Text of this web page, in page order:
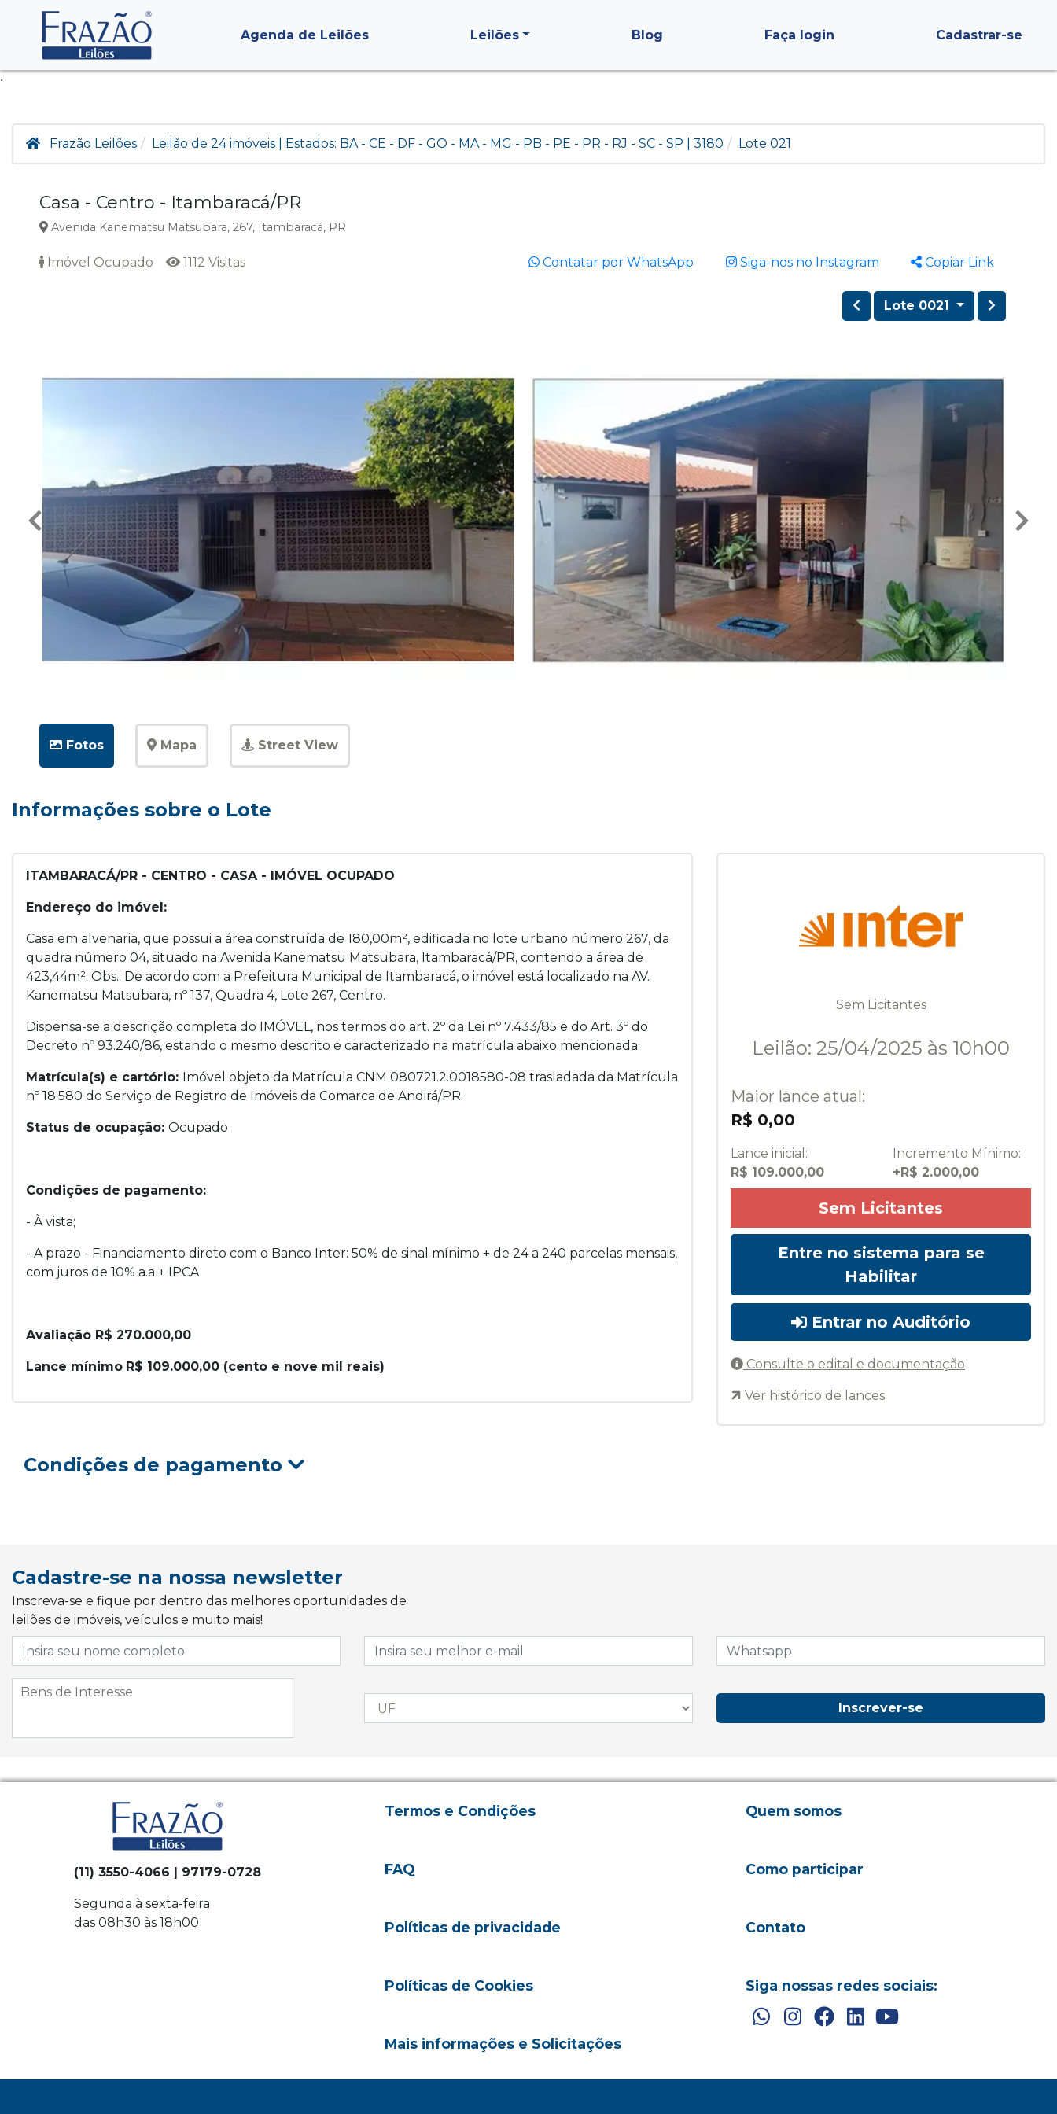
.
Agenda de Leilões Leilões Blog Faça login Cadastrar-se
Frazão Leilões Leilão de 24 imóveis | Estados: BA - CE - DF - GO - MA - MG - PB - PE - PR - RJ - SC - SP | 3180 Lote 021
Casa - Centro - Itambaracá/PR
Avenida Kanematsu Matsubara, 267, Itambaracá, PR
Imóvel Ocupado 1112 Visitas Contatar por WhatsApp Siga-nos no Instagram Copiar Link
Lote 0021
Fotos Mapa Street View
Informações sobre o Lote
ITAMBARACÁ/PR - CENTRO - CASA - IMÓVEL OCUPADO
Endereço do imóvel:
Casa em alvenaria, que possui a área construída de 180,00m², edificada no lote urbano número 267, da
quadra número 04, situado na Avenida Kanematsu Matsubara, Itambaracá/PR, contendo a área de
423,44m². Obs.: De acordo com a Prefeitura Municipal de Itambaracá, o imóvel está localizado na AV.
Kanematsu Matsubara, nº 137, Quadra 4, Lote 267, Centro.
Dispensa-se a descrição completa do IMÓVEL, nos termos do art. 2º da Lei nº 7.433/85 e do Art. 3º do
Decreto nº 93.240/86, estando o mesmo descrito e caracterizado na matrícula abaixo mencionada.
Matrícula(s) e cartório: Imóvel objeto da Matrícula CNM 080721.2.0018580-08 trasladada da Matrícula
nº 18.580 do Serviço de Registro de Imóveis da Comarca de Andirá/PR.
Status de ocupação: Ocupado
Condições de pagamento:
- À vista;
- A prazo - Financiamento direto com o Banco Inter: 50% de sinal mínimo + de 24 a 240 parcelas mensais,
com juros de 10% a.a + IPCA.
Avaliação R$ 270.000,00
Lance mínimo R$ 109.000,00 (cento e nove mil reais)
Sem Licitantes
Leilão: 25/04/2025 às 10h00
Maior lance atual:
R$ 0,00
Lance inicial:
R$ 109.000,00
Incremento Mínimo:
+R$ 2.000,00
Sem Licitantes
Entre no sistema para se
Habilitar
Entrar no Auditório
Consulte o edital e documentação
Ver histórico de lances
Condições de pagamento
Cadastre-se na nossa newsletter
Inscreva-se e fique por dentro das melhores oportunidades de
leilões de imóveis, veículos e muito mais!
Inscrever-se
(11) 3550-4066 | 97179-0728
Segunda à sexta-feira
das 08h30 às 18h00
Termos e Condições
FAQ
Políticas de privacidade
Políticas de Cookies
Mais informações e Solicitações
Quem somos
Como participar
Contato
Siga nossas redes sociais: